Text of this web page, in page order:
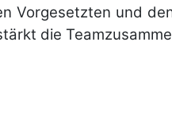
Vor­gesetzten und
die